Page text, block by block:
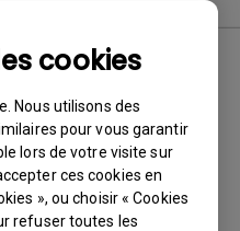
cookies
Nous utilisons des
pour vous garantir
lors de votre visite sur
ces cookies en
», ou choisir « Cookies
refuser toutes les